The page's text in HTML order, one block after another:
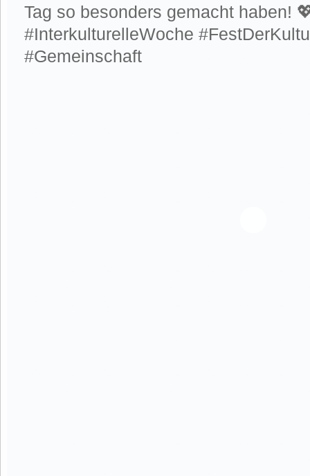
Tag so besonders gemacht haben!
#InterkulturelleWoche
#Gemeinschaft